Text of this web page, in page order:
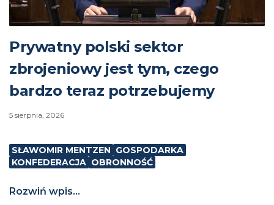
Prywatny polski sektor
zbrojeniowy jest tym, czego
bardzo teraz potrzebujemy
5 sierpnia, 2026
SŁAWOMIR MENTZEN GOSPODARKA
KONFEDERACJA OBRONNOŚĆ
Rozwiń wpis...